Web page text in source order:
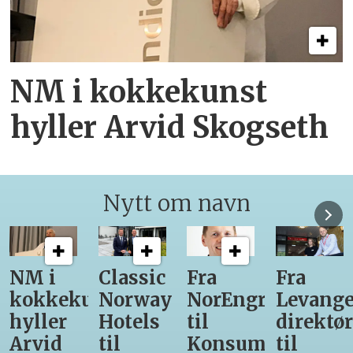
NM i kokkekunst
hyller Arvid Skogseth
Nytt om navn
Classic
Norway
Hotels
til
Fra
NorEngros
til
Konsumgruppen
Fra
Levanger-
direktør
til
12
får
være